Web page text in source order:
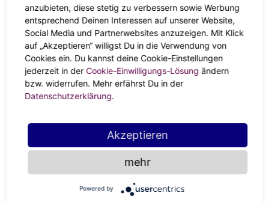
Diese Mondfinsternis challenged die Themen des
Sternzeichen Schützeund das wirst du bis Ende des
Jahres und auch in 2022 spüren. Job kündigen, den Road
Trip alleine wagen, eine neue Beziehung eingehen – die
Mondfinsternis im Schützen zeigt dir, in welchen
Bereichen deines Lebens du einen Kick-Start brauchst.
Geburtshoroskop. Dort findest du raus, in
welchem Bereich dich der Mond besonders stark
beeinflusst. Wie? Achte auf dein Mondzeichen und auf das
Beispiel im 4. Haus, dann sind alle Themen rund um
anzubieten, diese stetig zu verbessern sowie Werbung
entsprechend Deinen Interessen auf unserer Website,
Social Media und Partnerwebsites anzuzeigen. Mit Klick
auf „Akzeptieren“ willigst Du in die Verwendung von
Cookies ein. Du kannst deine Cookie-Einstellungen
jederzeit in der Cookie-Einwilligungs-Lösung ändern
bzw. widerrufen. Mehr erfährst Du in der
Datenschutzerklärung.
Akzeptieren
mehr
Powered by